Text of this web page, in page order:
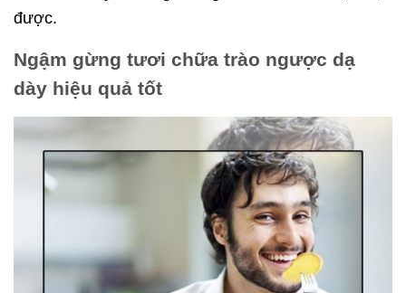
được.
Ngậm gừng tươi chữa trào ngược dạ
dày hiệu quả tốt